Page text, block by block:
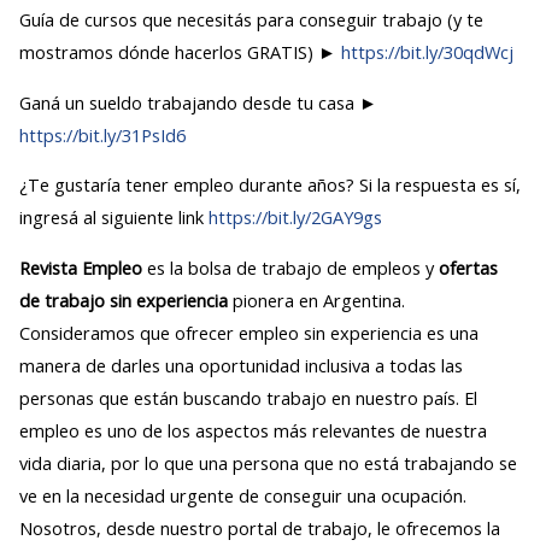
Guía de cursos que necesitás para conseguir trabajo (y te
mostramos dónde hacerlos GRATIS) ► https://bit.ly/30qdWcj
Ganá un sueldo trabajando desde tu casa ►
https://bit.ly/31PsId6
¿Te gustaría tener empleo durante años? Si la respuesta es sí,
ingresá al siguiente link https://bit.ly/2GAY9gs
Revista Empleo es la bolsa de trabajo de empleos yofertas
de trabajo sin experiencia pionera en Argentina.
Consideramos que ofrecer empleo sin experiencia es una
manera de darles una oportunidad inclusiva a todas las
personas que están buscando trabajo en nuestro país. El
empleo es uno de los aspectos más relevantes de nuestra
vida diaria, por lo que una persona que no está trabajando se
ve en la necesidad urgente de conseguir una ocupación.
Nosotros, desde nuestro portal de trabajo, le ofrecemos la